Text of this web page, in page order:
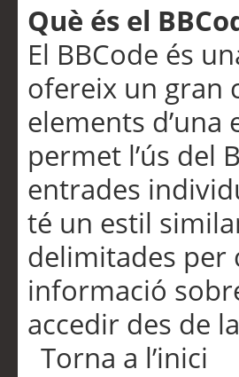
Què és el
El BBCode és
ofereix un gran
elements d’una
permet l’ús del
entrades
té un estil
delimitades per
informació
accedir des de
Torna a l’inici